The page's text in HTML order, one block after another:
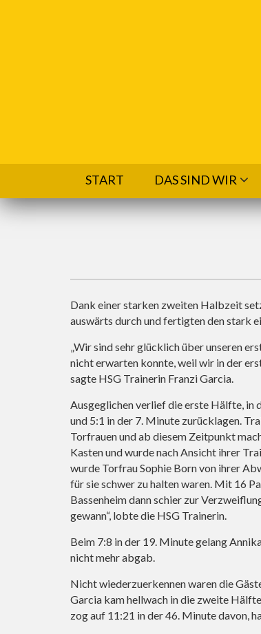
START DAS SIND WIR
Dank einer starken zweiten Halbzeit
auswärts durch und fertigten den stark
„Wir sind sehr glücklich über unseren
nicht erwarten konnte, weil wir in der
sagte HSG Trainerin Franzi Garcia.
Ausgeglichen verlief die erste Hälfte, in
und 5:1 in der 7. Minute zurücklagen.
Torfrauen und ab diesem Zeitpunkt
Kasten und wurde nach Ansicht ihrer
wurde Torfrau Sophie Born von ihrer
für sie schwer zu halten waren. Mit 16
Bassenheim dann schier zur
gewann“, lobte die HSG Trainerin.
Beim 7:8 in der 19. Minute gelang
nicht mehr abgab.
Nicht wiederzuerkennen waren die
Garcia kam hellwach in die zweite
zog auf 11:21 in der 46. Minute davon,